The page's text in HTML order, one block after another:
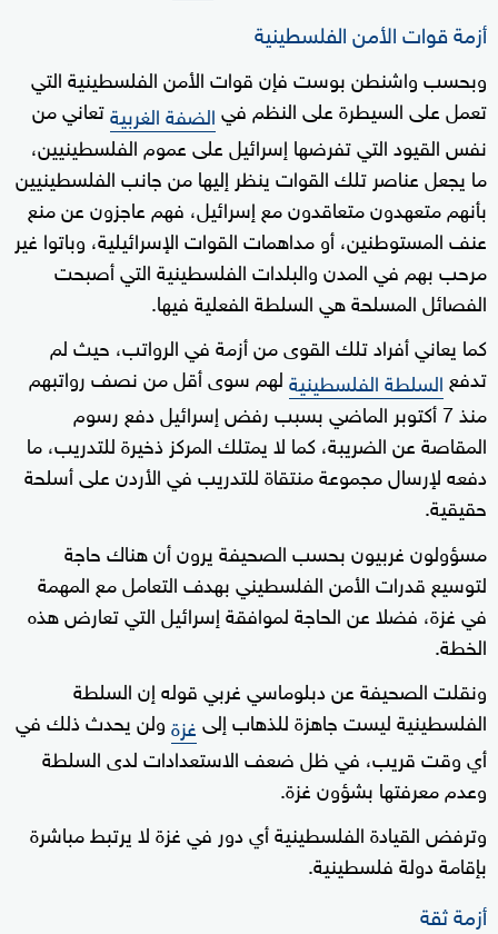
أزمة قوات الأمن الفلسطينية
وبحسب واشنطن بوست فإن قوات الأمن الفلسطينية التي
تعمل على السيطرة على النظم فيالضفة الغربيةتعاني من
نفس القيود التي تفرضها إسرائيل على عموم الفلسطينيين،
ما يجعل عناصر تلك القوات ينظر إليها من جانب الفلسطينيين
بأنهم متعهدون متعاقدون مع إسرائيل، فهم عاجزون عن منع
عنف المستوطنين، أو مداهمات القوات الإسرائيلية، وباتوا غير
مرحب بهم في المدن والبلدات الفلسطينية التي أصبحت
الفصائل المسلحة هي السلطة الفعلية فيها.
كما يعاني أفراد تلك القوى من أزمة في الرواتب، حيث لم
تدفع السلطة الفلسطينيةلهم سوى أقل من نصف رواتبهم
منذ 7 أكتوبر الماضي بسبب رفض إسرائيل دفع رسوم
المقاصة عن الضريبة، كما لا يمتلك المركز ذخيرة للتدريب، ما
دفعه لإرسال مجموعة منتقاة للتدريب في الأردن على أسلحة
حقيقية.
مسؤولون غربيون بحسب الصحيفة يرون أن هناك حاجة
لتوسيع قدرات الأمن الفلسطيني بهدف التعامل مع المهمة
في غزة، فضلا عن الحاجة لموافقة إسرائيل التي تعارض هذه
الخطة.
ونقلت الصحيفة عن دبلوماسي غربي قوله إن السلطة
الفلسطينية ليست جاهزة للذهاب إلىغزةولن يحدث ذلك في
أي وقت قريب، في ظل ضعف الاستعدادات لدى السلطة
وعدم معرفتها بشؤون غزة.
وترفض القيادة الفلسطينية أي دور في غزة لا يرتبط مباشرة
بإقامة دولة فلسطينية.
أزمة ثقة